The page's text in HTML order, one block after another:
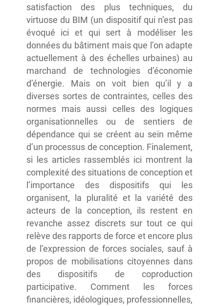
satisfaction des plus techniques, du
virtuose du BIM (un dispositif qui n’est pas
évoqué ici et qui sert à modéliser les
données du bâtiment mais que l’on adapte
actuellement à des échelles urbaines) au
marchand de technologies d’économie
d’énergie. Mais on voit bien qu’il y a
diverses sortes de contraintes, celles des
normes mais aussi celles des logiques
organisationnelles ou de sentiers de
dépendance qui se créent au sein même
d’un processus de conception. Finalement,
si les articles rassemblés ici montrent la
complexité des situations de conception et
l’importance des dispositifs qui les
organisent, la pluralité et la variété des
acteurs de la conception, ils restent en
revanche assez discrets sur tout ce qui
relève des rapports de force et encore plus
de l’expression de forces sociales, sauf à
propos de mobilisations citoyennes dans
des dispositifs de coproduction
participative. Comment les forces
financières, idéologiques, professionnelles,